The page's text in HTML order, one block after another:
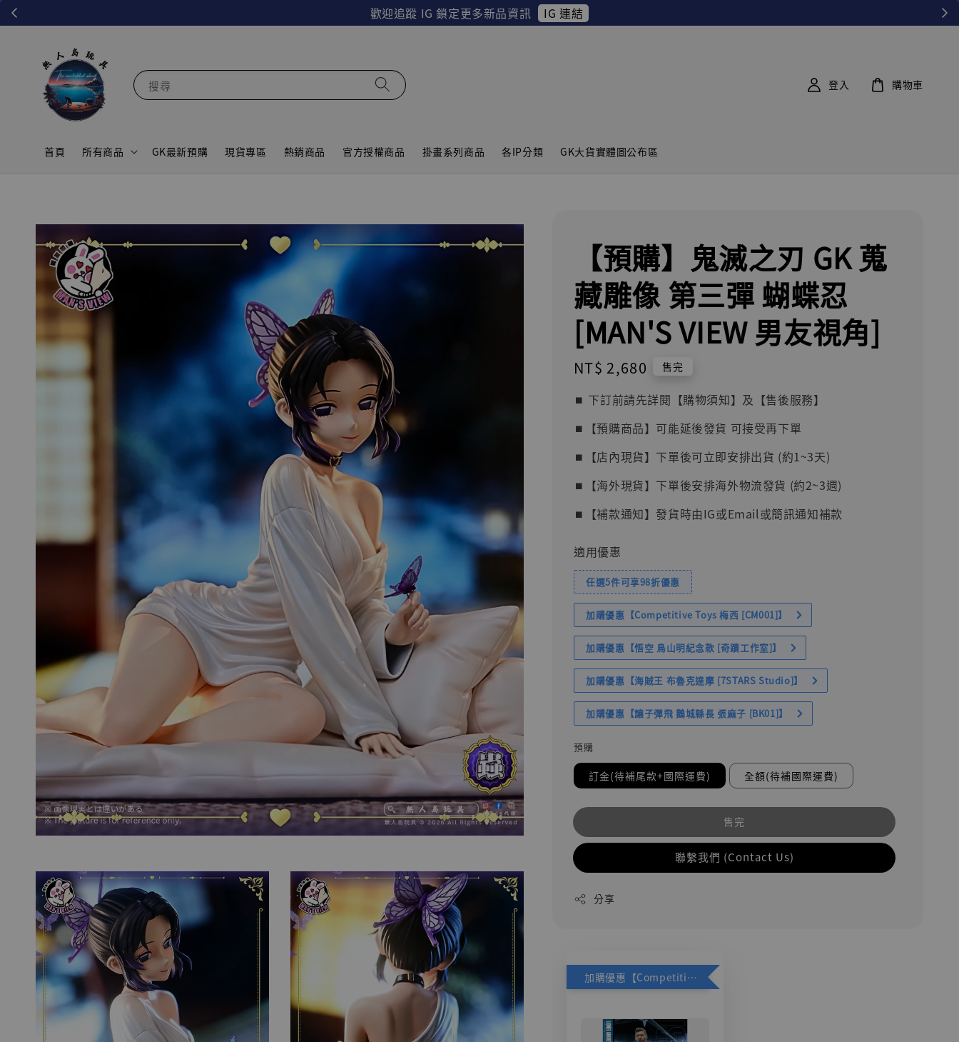
歡迎追蹤 IG 鎖定更多新品資訊 IG 連結
搜尋
首頁 所有商品 GK最新預購 現貨專區 熱銷商品 官方授權商品 掛畫系列商品 各IP分類 GK大貨實體圖公布區
登入 購物車
【預購】鬼滅之刃 GK 蒐
藏雕像 第三彈 蝴蝶忍
[MAN'S VIEW 男友視角]
Regular
price
NT$ 2,680 售完
⏹︎ 下訂前請先詳閱【購物須知】及【售後服務】
⏹︎【預購商品】可能延後發貨 可接受再下單
⏹︎【店內現貨】下單後可立即安排出貨 (約1~3天)
⏹︎【海外現貨】下單後安排海外物流發貨 (約2~3週)
⏹︎【補款通知】發貨時由IG或Email或簡訊通知補款
適用優惠
任選5件可享98折優惠
加購優惠【Competitive Toys 梅西 [CM001]】
加購優惠【悟空 鳥山明紀念款 [奇蹟工作室]】
加購優惠【海賊王 布魯克達摩 [7STARS Studio]】
加購優惠【讓子彈飛 鵝城縣長 張麻子 [BK01]】
預購
訂金(待補尾款+國際運費) 全額(待補國際運費)
售完
聯繫我們 (Contact Us)
分享
加購優惠【Competitive Toys 梅西 [CM001]】